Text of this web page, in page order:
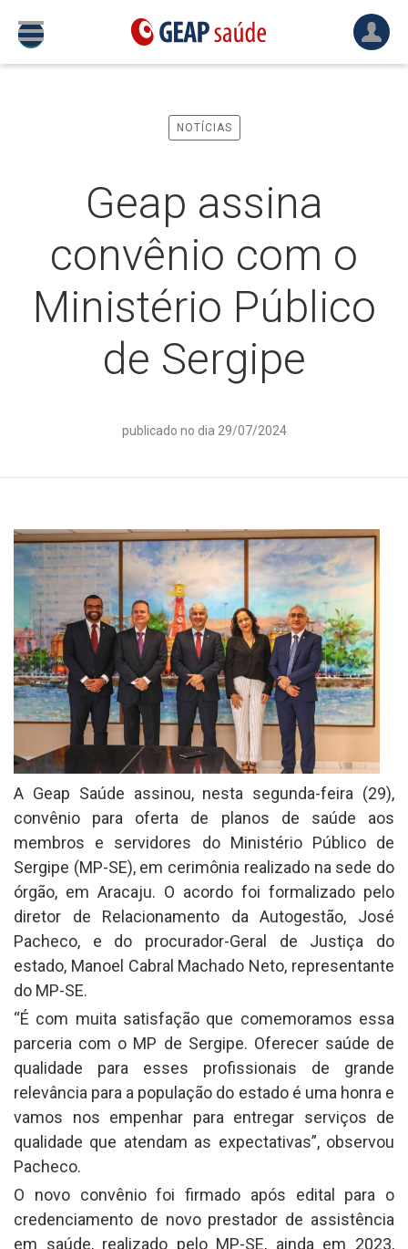
NOTÍCIAS
Geap assina
convênio com o
Ministério Público
de Sergipe
publicado no dia 29/07/2024
A Geap Saúde assinou, nesta segunda-feira (29),
convênio para oferta de planos de saúde aos
membros e servidores do Ministério Público de
Sergipe (MP-SE), em cerimônia realizado na sede do
órgão, em Aracaju. O acordo foi formalizado pelo
diretor de Relacionamento da Autogestão, José
Pacheco, e do procurador-Geral de Justiça do
estado, Manoel Cabral Machado Neto, representante
do MP-SE.
“É com muita satisfação que comemoramos essa
parceria com o MP de Sergipe. Oferecer saúde de
qualidade para esses profissionais de grande
relevância para a população do estado é uma honra e
vamos nos empenhar para entregar serviços de
qualidade que atendam as expectativas”, observou
Pacheco.
O novo convênio foi firmado após edital para o
credenciamento de novo prestador de assistência
em saúde, realizado pelo MP-SE, ainda em 2023,